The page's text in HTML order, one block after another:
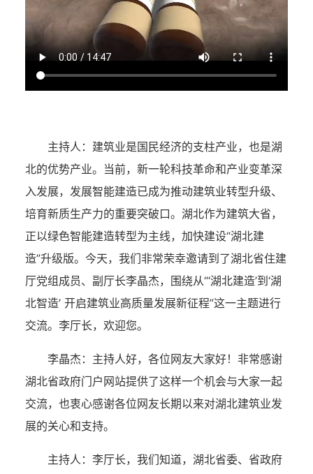
主持人： 建筑业是国民经济的支柱产业，也是湖
北的优势产业。当前，新一轮科技革命和产业变革深
入发展，发展智能建造已成为推动建筑业转型升级、
培育新质生产力的重要突破口。湖北作为建筑大省，
正以绿色智能建造转型为主线，加快建设“湖北建
造”升级版。今天，我们非常荣幸邀请到了湖北省住建
厅党组成员、副厅长李晶杰，围绕从“‘湖北建造’到‘湖
北智造’ 开启建筑业高质量发展新征程”这一主题进行
交流。李厅长，欢迎您。
李晶杰： 主持人好，各位网友大家好！非常感谢
湖北省政府门户网站提供了这样一个机会与大家一起
交流，也衷心感谢各位网友长期以来对湖北建筑业发
展的关心和支持。
主持人： 李厅长，我们知道，湖北省委、省政府